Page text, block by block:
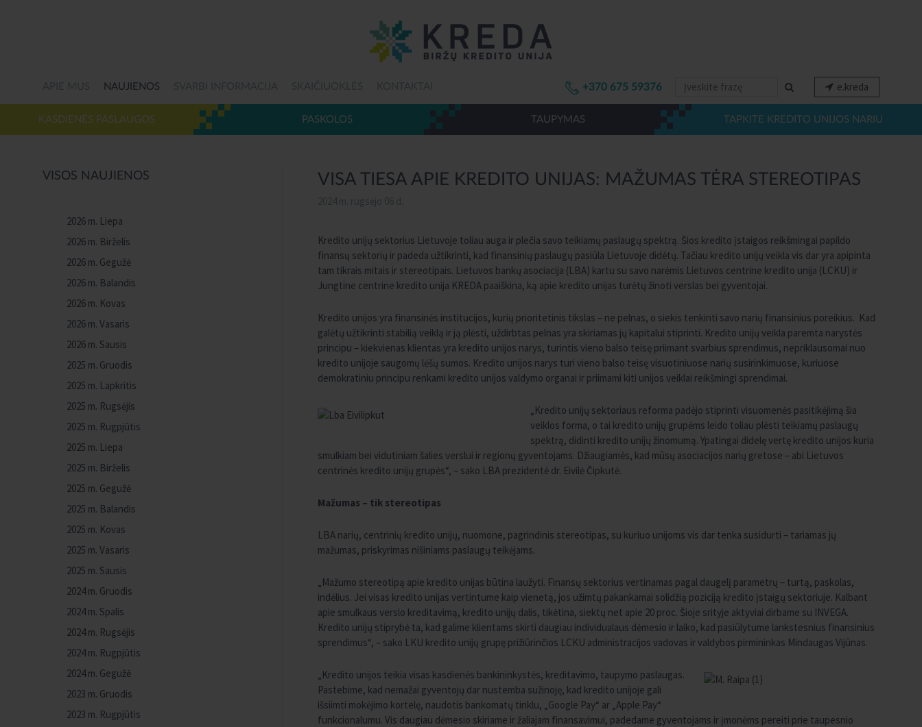
NAUJIENOS +370 675 59376 e.kreda
KASDIENĖS PASLAUGOS PASKOLOS TAUPYMAS TAPKITE KREDITO UNIJOS NARIU
VISA TIESA APIE KREDITO UNIJAS: MAŽUMAS TĖRA STEREOTIPAS
Kredito unijų sektorius Lietuvoje toliau auga ir plečia savo teikiamų paslaugų spektrą. Šios kredito įstaigos reikšmingai papildo
finansų sektorių ir padeda užtikrinti, kad finansinių paslaugų pasiūla Lietuvoje didėtų. Tačiau kredito unijų veikla vis dar yra apipinta
tam tikrais mitais ir stereotipais. Lietuvos bankų asociacija (LBA) kartu su savo narėmis Lietuvos centrine kredito unija (LCKU) ir
Jungtine centrine kredito unija KREDA paaiškina, ką apie kredito unijas turėtų žinoti verslas bei gyventojai.
Kredito unijos yra finansinės institucijos, kurių prioritetinis tikslas – ne pelnas, o siekis tenkinti savo narių finansinius poreikius. Kad
galėtų užtikrinti stabilią veiklą ir ją plėsti, uždirbtas pelnas yra skiriamas jų kapitalui stiprinti. Kredito unijų veikla paremta narystės
principu – kiekvienas klientas yra kredito unijos narys, turintis vieno balso teisę priimant svarbius sprendimus, nepriklausomai nuo
kredito unijoje saugomų lėšų sumos. Kredito unijos narys turi vieno balso teisę visuotiniuose narių susirinkimuose, kuriuose
demokratiniu principu renkami kredito unijos valdymo organai ir priimami kiti unijos veiklai reikšmingi sprendimai.
„Kredito unijų sektoriaus reforma padėjo stiprinti visuomenės pasitikėjimą šia
veiklos forma, o tai kredito unijų grupėms leido toliau plėsti teikiamų paslaugų
spektrą, didinti kredito unijų žinomumą. Ypatingai didelę vertę kredito unijos kuria
smulkiam bei vidutiniam šalies verslui ir regionų gyventojams. Džiaugiamės, kad mūsų asociacijos narių gretose – abi Lietuvos
centrinės kredito unijų grupės“, – sako LBA prezidentė dr. Eivilė Čipkutė.
Mažumas – tik stereotipas
LBA narių, centrinių kredito unijų, nuomone, pagrindinis stereotipas, su kuriuo unijoms vis dar tenka susidurti – tariamas jų
mažumas, priskyrimas nišiniams paslaugų teikėjams.
„Mažumo stereotipą apie kredito unijas būtina laužyti. Finansų sektorius vertinamas pagal daugelį parametrų – turtą, paskolas,
indėlius. Jei visas kredito unijas vertintume kaip vienetą, jos užimtų pakankamai solidžią poziciją kredito įstaigų sektoriuje. Kalbant
apie smulkaus verslo kreditavimą, kredito unijų dalis, tikėtina, siektų net apie 20 proc. Šioje srityje aktyviai dirbame su INVEGA.
Kredito unijų stiprybė ta, kad galime klientams skirti daugiau individualaus dėmesio ir laiko, kad pasiūlytume lankstesnius finansinius
sprendimus“, – sako LKU kredito unijų grupę prižiūrinčios LCKU administracijos vadovas ir valdybos pirmininkas Mindaugas Vijūnas.
„Kredito unijos teikia visas kasdienės bankininkystės, kreditavimo, taupymo paslaugas.
Pastebime, kad nemažai gyventojų dar nustemba sužinoję, kad kredito unijoje gali
išsiimti mokėjimo kortelę, naudotis bankomatų tinklu, „Google Pay“ ar „Apple Pay“
funkcionalumu. Vis daugiau dėmesio skiriame ir žaliajam finansavimui, padedame gyventojams ir įmonėms pereiti prie taupesnio
VISOS NAUJIENOS
2026 m. Liepa
2026 m. Birželis
2026 m. Gegužė
2026 m. Balandis
2026 m. Kovas
2026 m. Vasaris
2026 m. Sausis
2025 m. Gruodis
2025 m. Lapkritis
2025 m. Rugsėjis
2025 m. Rugpjūtis
2025 m. Liepa
2025 m. Birželis
2025 m. Gegužė
2025 m. Balandis
2025 m. Kovas
2025 m. Vasaris
2025 m. Sausis
2024 m. Gruodis
2024 m. Spalis
2024 m. Rugsėjis
2024 m. Rugpjūtis
2024 m. Gegužė
2023 m. Gruodis
2023 m. Rugpjūtis